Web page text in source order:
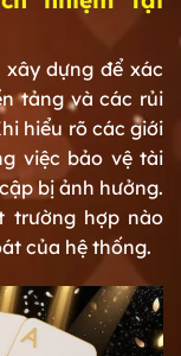
dựng để xác
tảng và các rủi
hiểu rõ các giới
việc bảo vệ tài
bị ảnh hưởng.
trường hợp nào
của hệ thống.